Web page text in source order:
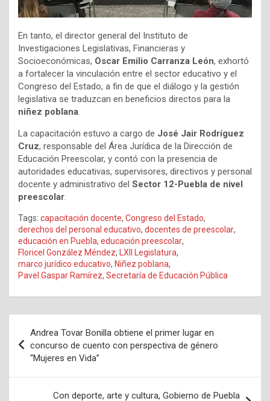
En tanto, el director general del Instituto de
Investigaciones Legislativas, Financieras y
Socioeconómicas, Oscar Emilio Carranza León, exhortó
a fortalecer la vinculación entre el sector educativo y el
Congreso del Estado, a fin de que el diálogo y la gestión
legislativa se traduzcan en beneficios directos para la
niñez poblana.
La capacitación estuvo a cargo de José Jair Rodríguez
Cruz, responsable del Área Jurídica de la Dirección de
Educación Preescolar, y contó con la presencia de
autoridades educativas, supervisores, directivos y personal
docente y administrativo del Sector 12-Puebla de nivel
preescolar.
Tags: capacitación docente, Congreso del Estado,
derechos del personal educativo, docentes de preescolar,
educación en Puebla, educación preescolar,
Floricel González Méndez, LXII Legislatura,
marco jurídico educativo, Niñez poblana,
Pavel Gaspar Ramírez, Secretaría de Educación Pública
de
entradas
Andrea Tovar Bonilla obtiene el primer lugar en
concurso de cuento con perspectiva de género
“Mujeres en Vida”
Con deporte, arte y cultura, Gobierno de Puebla